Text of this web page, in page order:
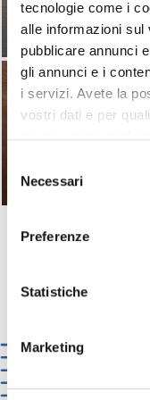
tecnologie come i
alle informazioni sul
pubblicare annunci
gli annunci e i
i servizi. Avete la
vostri dati e per
modificare o
momento dalla
raccogliere
geografica,
Identificare il
del
consenso
Necessari
Preferenze
Statistiche
Marketing